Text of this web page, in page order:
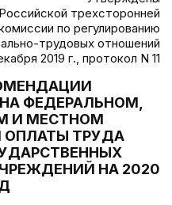
трехсторонней
по регулированию
трудовых отношений
2019 г., протокол N 11
ФЕДЕРАЛЬНОМ,
И МЕСТНОМ
ОПЛАТЫ ТРУДА
НА 2020